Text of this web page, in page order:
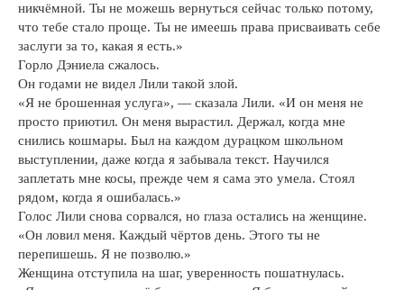
никчёмной. Ты не можешь вернуться сейчас только потому,
что тебе стало проще. Ты не имеешь права присваивать себе
заслуги за то, какая я есть.»
Горло Дэниела сжалось.
Он годами не видел Лили такой злой.
«Я не брошенная услуга», — сказала Лили. «И он меня не
просто приютил. Он меня вырастил. Держал, когда мне
снились кошмары. Был на каждом дурацком школьном
выступлении, даже когда я забывала текст. Научился
заплетать мне косы, прежде чем я сама это умела. Стоял
рядом, когда я ошибалась.»
Голос Лили снова сорвался, но глаза остались на женщине.
«Он ловил меня. Каждый чёртов день. Этого ты не
перепишешь. Я не позволю.»
Женщина отступила на шаг, уверенность пошатнулась.